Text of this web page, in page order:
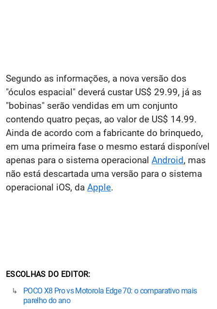
Segundo as informações, a nova versão dos
"óculos espacial" deverá custar US$ 29.99, já as
"bobinas" serão vendidas em um conjunto
contendo quatro peças, ao valor de US$ 14.99.
Ainda de acordo com a fabricante do brinquedo,
em uma primeira fase o mesmo estará disponível
apenas para o sistema operacional Android, mas
não está descartada uma versão para o sistema
operacional iOS, da Apple.
ESCOLHAS DO EDITOR
POCO X8 Pro vs Motorola Edge 70: o comparativo mais
parelho do ano